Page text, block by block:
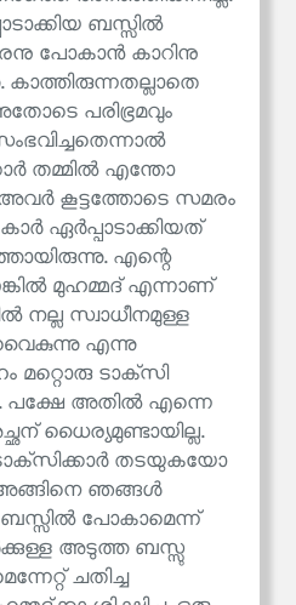
ബസ്സിൽ
പോകാൻ കാറിനു
കാത്തിരുന്നതല്ലാതെ
പരിഭ്രമവും
തമ്മിൽ എന്തോ
അവർ കൂട്ടത്തോടെ സമരം
ഏർപ്പാടാക്കിയത്
എന്റെ
മുഹമ്മദ് എന്നാണ്
നല്ല സ്വാധീനമുള്ള
എന്നു
മറ്റൊരു ടാക്‌സി
പക്ഷേ അതിൽ എന്നെ
ധൈര്യമുണ്ടായില്ല.
ടാക്‌സിക്കാർ തടയുകയോ
അങ്ങിനെ ഞങ്ങൾ
പോകാമെന്ന്
അടുത്ത ബസ്സു
ചതിച്ച